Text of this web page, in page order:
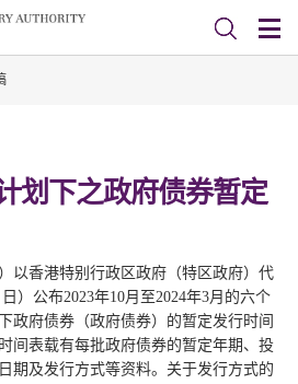
划下之政府债券暂定
以香港特别行政区政府（特区政府）代
）公布2023年10月至2024年3月的六个
政府债券（政府债券）的暂定发行时间
间表载有每批政府债券的暂定年期、投
期及发行方式等资料。关于发行方式的